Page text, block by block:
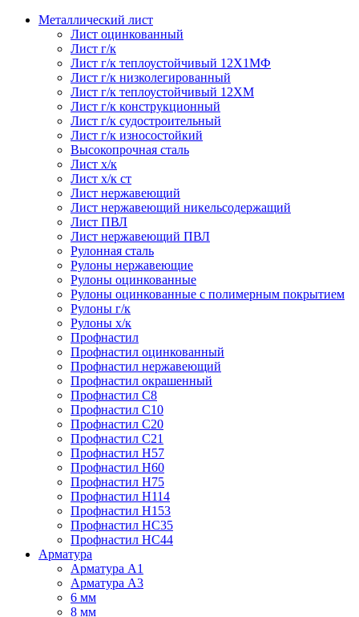
Металлический лист
Лист оцинкованный
Лист г/к
Лист г/к теплоустойчивый 12Х1МФ
Лист г/к низколегированный
Лист г/к теплоустойчивый 12ХМ
Лист г/к конструкционный
Лист г/к судостроительный
Лист г/к износостойкий
Высокопрочная сталь
Лист х/к
Лист х/к ст
Лист нержавеющий
Лист нержавеющий никельсодержащий
Лист ПВЛ
Лист нержавеющий ПВЛ
Рулонная сталь
Рулоны нержавеющие
Рулоны оцинкованные
Рулоны оцинкованные с полимерным покрытием
Рулоны г/к
Рулоны х/к
Профнастил
Профнастил оцинкованный
Профнастил нержавеющий
Профнастил окрашенный
Профнастил С8
Профнастил С10
Профнастил С20
Профнастил С21
Профнастил Н57
Профнастил Н60
Профнастил Н75
Профнастил Н114
Профнастил Н153
Профнастил НС35
Профнастил НС44
Арматура
Арматура А1
Арматура А3
6 мм
8 мм